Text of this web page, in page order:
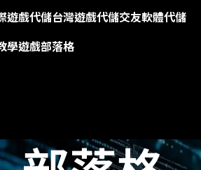
遊戲代儲台灣遊戲代儲交友軟體代儲
學遊戲部落格